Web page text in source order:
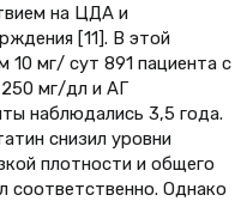
на ЦДА и
[11]. В этой
10 мг/ сут 891 пациента с
мг/дл и АГ
наблюдались 3,5 года.
снизил уровни
плотности и общего
соответственно. Однако